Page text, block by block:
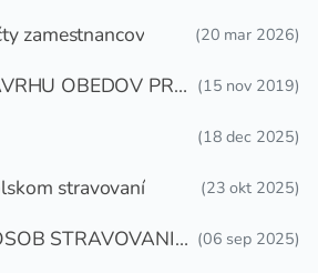
zamestnancov (20 mar 2026)
OBEDOV PRE
(15 nov 2019)
(18 dec 2025)
stravovaní (23 okt 2025)
STRAVOVANIA (06 sep 2025)